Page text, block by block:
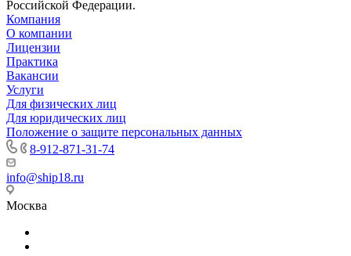
Российской Федерации.
Компания
О компании
Лицензии
Практика
Вакансии
Услуги
Для физических лиц
Для юридических лиц
Положение о защите персональных данных
8-912-871-31-74
info@ship18.ru
Москва